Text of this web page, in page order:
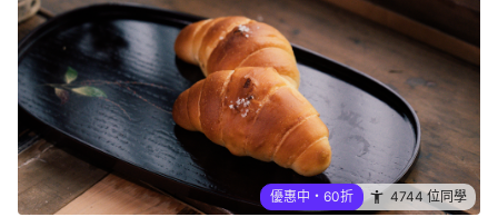
優惠中・60折 4744 位同學